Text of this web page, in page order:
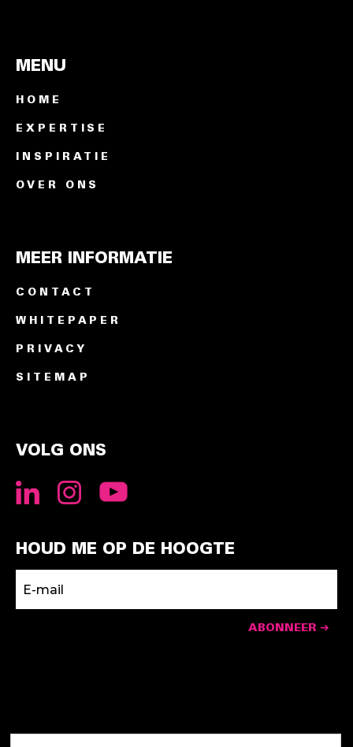
MENU
HOME
EXPERTISE
INSPIRATIE
OVER ONS
MEER INFORMATIE
CONTACT
WHITEPAPER
PRIVACY
SITEMAP
VOLG ONS
HOUD ME OP DE HOOGTE
ABONNEER ➔